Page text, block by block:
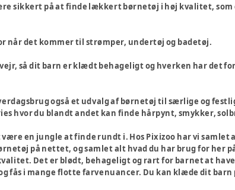
sikkert på at finde lækkert børnetøj i høj kvalitet, som
når det kommer til strømper, undertøj og badetøj.
så dit barn er klædt behageligt og hverken har det
også et udvalg af børnetøj til særlige og
hvor du blandt andet kan finde hårpynt, smykker,
en jungle at finde rundt i. Hos Pixizoo har vi samlet
på nettet, og samlet alt hvad du har brug for her
Det er blødt, behageligt og rart for barnet at
fås i mange flotte farvenuancer. Du kan klæde dit